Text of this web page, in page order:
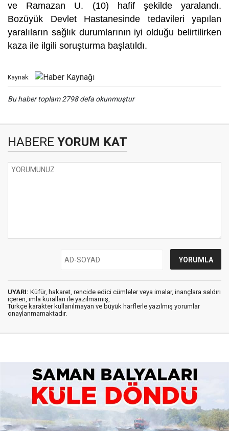
ve Ramazan U. (10) hafif şekilde yaralandı.
Bozüyük Devlet Hastanesinde tedavileri yapılan
yaralıların sağlık durumlarının iyi olduğu belirtilirken
kaza ile ilgili soruşturma başlatıldı.
Kaynak:
Bu haber toplam 2798 defa okunmuştur
HABERE YORUM KAT
UYARI: Küfür, hakaret, rencide edici cümleler veya imalar, inançlara saldırı
içeren, imla kuralları ile yazılmamış,
Türkçe karakter kullanılmayan ve büyük harflerle yazılmış yorumlar
onaylanmamaktadır.